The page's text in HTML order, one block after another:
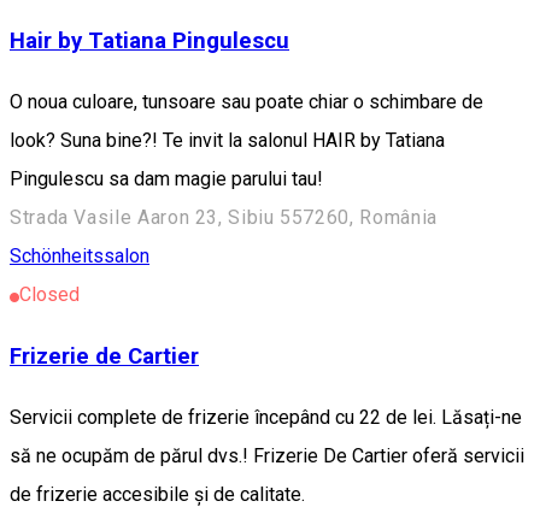
Hair by Tatiana Pingulescu
O noua culoare, tunsoare sau poate chiar o schimbare de
look? Suna bine?! Te invit la salonul HAIR by Tatiana
Pingulescu sa dam magie parului tau!
Strada Vasile Aaron 23, Sibiu 557260, România
Schönheitssalon
Closed
Frizerie de Cartier
Servicii complete de frizerie începând cu 22 de lei. Lăsați-ne
să ne ocupăm de părul dvs.! Frizerie De Cartier oferă servicii
de frizerie accesibile și de calitate.